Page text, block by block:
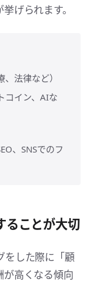
げられます。
法律など）
コイン、AIな
、SNSでのフ
ることが大切
をした際に「顧
が高くなる傾向